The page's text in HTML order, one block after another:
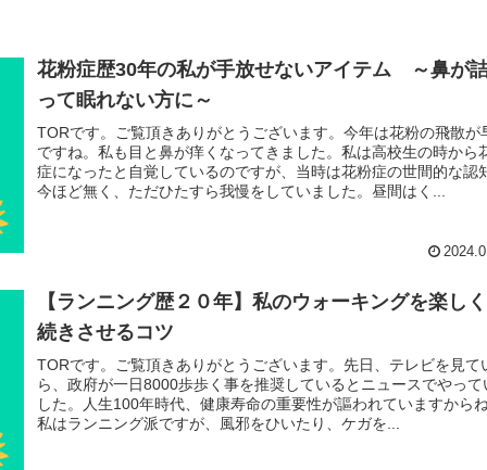
花粉症歴30年の私が手放せないアイテム ～鼻が
って眠れない方に～
TORです。ご覧頂きありがとうございます。今年は花粉の飛散が
ですね。私も目と鼻が痒くなってきました。私は高校生の時から
症になったと自覚しているのですが、当時は花粉症の世間的な認
今ほど無く、ただひたすら我慢をしていました。昼間はく...
【ランニング歴２０年】私のウォーキングを楽し
続きさせるコツ
TORです。ご覧頂きありがとうございます。先日、テレビを見て
ら、政府が一日8000歩歩く事を推奨しているとニュースでやって
した。人生100年時代、健康寿命の重要性が謳われていますからね
私はランニング派ですが、風邪をひいたり、ケガを...